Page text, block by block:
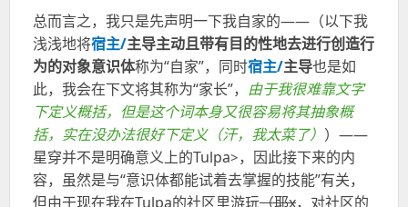
总而言之，我只是先声明一下我自家的——（以下我
浅浅地将宿主/主导主动且带有目的性地去进行创造行
为的对象意识体称为“自家”，同时宿主/主导也是如
此，我会在下文将其称为“家长”， 由于我很难靠文字
下定义概括，但是这个词本身又很容易将其抽象概
括，实在没办法很好下定义（汗，我太菜了） ）——
星穿并不是明确意义上的Tulpa>，因此接下来的内
容，虽然是与“意识体都能试着去掌握的技能”有关，
但由于现在我在Tulpa的社区里游玩（耶x，对社区的